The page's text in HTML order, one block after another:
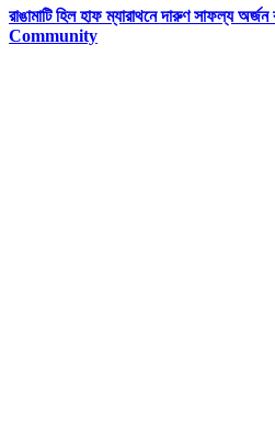
রাঙামাটি হিল হাফ ম্যারাথনে দারুণ সাফল্য
Community